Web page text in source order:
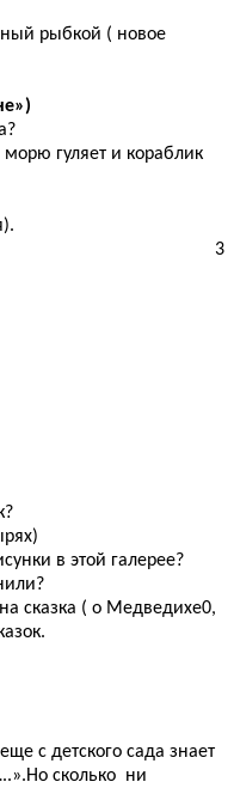
рыбкой ( новое
гуляет и кораблик
3
в этой галерее?
сказка ( о Медведихе0,
с детского сада знает
сколько ни